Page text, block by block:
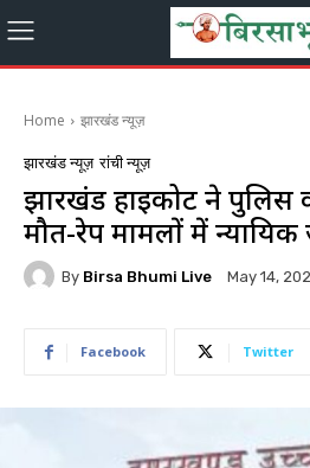
Home झारखंड न्यूज़
झारखंड न्यूज़ रांची न्यूज़
झारखंड हाईकोर्ट ने
मौत-रेप मामलों में न्यायिक
By Birsa Bhumi Live May 14,
Facebook Twitter